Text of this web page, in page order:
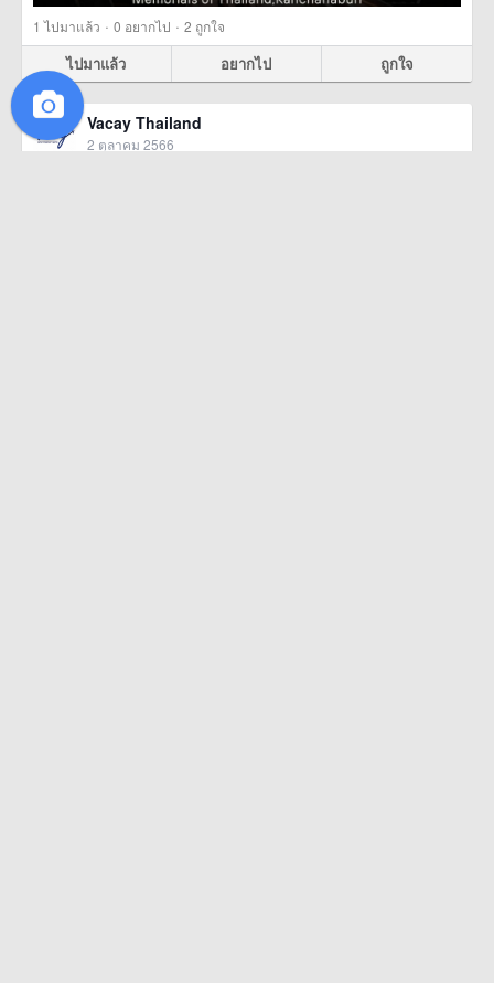
1 ไปมาแล้ว · 0 อยากไป · 2 ถูกใจ
ไปมาแล้ว อยากไป ถูกใจ
Vacay Thailand
2 ตุลาคม 2566